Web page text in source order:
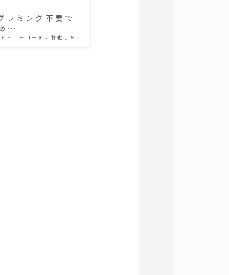
・ローコードに特化した…
ラミング不要で
…